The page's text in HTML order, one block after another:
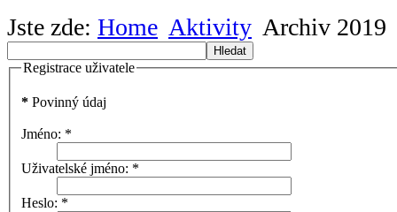
Jste zde: Home Aktivity Archiv 2019
Hledat
Registrace uživatele
* Povinný údaj
Jméno: *
Uživatelské jméno: *
Heslo: *